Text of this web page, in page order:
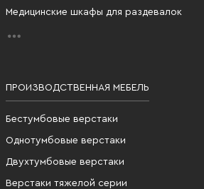
Медицинские шкафы для раздевалок
ПРОИЗВОДСТВЕННАЯ МЕБЕЛЬ
Бестумбовые верстаки
Однотумбовые верстаки
Двухтумбовые верстаки
Верстаки тяжелой серии